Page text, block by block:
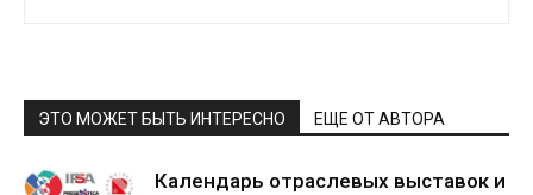
ЭТО МОЖЕТ БЫТЬ ИНТЕРЕСНО ЕЩЕ ОТ АВТОРА
Календарь отраслевых выставок и